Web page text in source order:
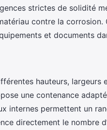
strictes de solidité
contre la corrosion.
et documents
hauteurs, largeurs
une contenance
internes permettent un
directement le nombre